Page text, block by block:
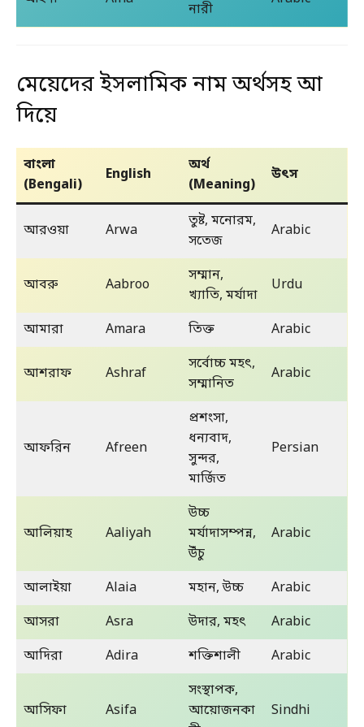
নারী
মেয়েদের ইসলামিক নাম অর্থসহ আ
দিয়ে
বাংলা
(Bengali)
English
অর্থ
(Meaning)
উৎস
আরওয়া Arwa
তুষ্ট, মনোরম,
সতেজ
Arabic
আবরু Aabroo
সম্মান,
খ্যাতি, মর্যাদা
Urdu
আমারা Amara তিক্ত Arabic
আশরাফ Ashraf
সর্বোচ্চ মহৎ,
সম্মানিত
Arabic
আফরিন Afreen
প্রশংসা,
ধন্যবাদ,
সুন্দর,
মার্জিত
Persian
আলিয়াহ Aaliyah
উচ্চ
মর্যাদাসম্পন্ন,
উঁচু
Arabic
আলাইয়া Alaia মহান, উচ্চ
Arabic
আসরা
Asra উদার, মহৎ
Arabic
আদিরা
Adira শক্তিশালী Arabic
আসিফা Asifa
সংস্থাপক,
আয়োজনকা
Sindhi